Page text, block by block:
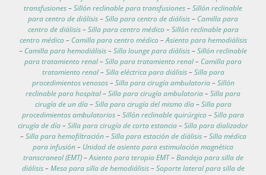
transfusiones–Sillón reclinable para transfusiones–Sillón reclinable
para centro de diálisis–Silla para centro de diálisis– Camilla para
centro de diálisis–Silla para centro médico –Sillón reclinable para
centro médico – Camilla para centro médico –Asiento para hemodiálisis
– Camilla para hemodiálisis–Silla lounge para diálisis–Sillón reclinable
para tratamiento renal–Silla para tratamiento renal– Camilla para
tratamiento renal–Silla eléctrica para diálisis–Silla para
procedimientos venosos–Silla para cirugía ambulatoria–Sillón
reclinable para hospital–Silla para cirugía ambulatoria–Silla para
cirugía de un día–Silla para cirugía del mismo día–Silla para
procedimientos ambulatorios–Sillón reclinable quirúrgico –Silla para
cirugía de día–Silla para cirugía de corta estancia–Silla para dializador
–Silla para hemofiltración–Silla para estación de diálisis–Silla médica
para infusión– Unidad de asiento para estimulación magnética
transcraneal (EMT)–Asiento para terapia EMT–Bandeja para silla de
diálisis–Mesa para silla de hemodiálisis–Soporte lateral para silla de